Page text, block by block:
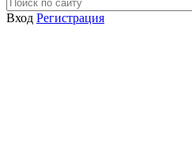
Вход Регистрация